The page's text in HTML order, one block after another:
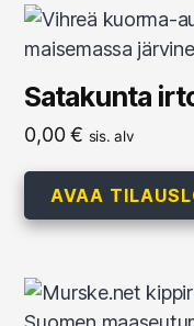
Satakunta
0,00€ sis. alv
AVAA